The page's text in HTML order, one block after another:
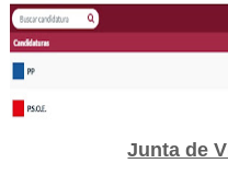
Junta de